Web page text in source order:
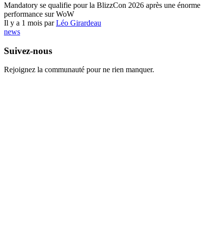
Mandatory se qualifie pour la BlizzCon 2026 après une énorme
performance sur WoW
Il y a 1 mois parLéo Girardeau
news
Suivez-nous
Rejoignez la communauté pour ne rien manquer.